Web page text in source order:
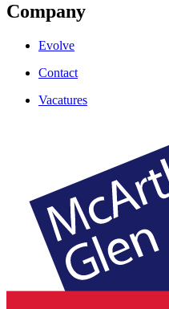
Company
Evolve
Contact
Vacatures